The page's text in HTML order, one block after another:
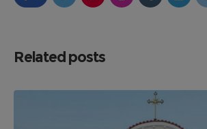
Related posts